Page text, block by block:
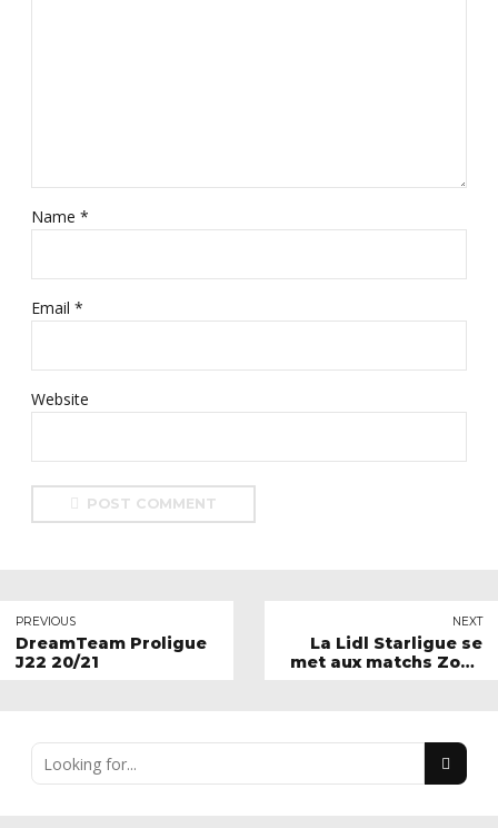
Name *
Email *
Website
POST COMMENT
PREVIOUS
DreamTeam Proligue
J22 20/21
NEXT
La Lidl Starligue se
met aux matchs Zone